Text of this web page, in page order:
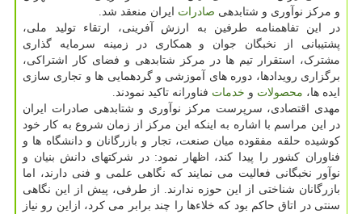
و مرکز نوآوری و شتابدهی صادرات ایران منعقد شد.
در این تفاهمنامه طرفین به ارزش آفرینی، ارتقاء تولید ملی،
پشتیبانی از نخبگان جوان و همکاری در زمینه سرمایه گذاری
مشترک، استقرار تیم ها در مرکز شتابدهی و فضای کار اشتراکی،
برگزاری رویدادها، دوره های آموزشی و گردهمایی ها و تجاری سازی
ایده ها، محصولات و خدمات فناورانه تاکید نمودند.
مهدی اقتصادی، سرپرست مرکز نوآوری و شتابدهی صادرات ایران
در این مراسم با اشاره به اینکه این مرکز از زمان شروع به کار خود
کوشیده حلقه مفقوده میان صنعت، تجار و بازرگانان و دانشگاه ها و
فناوران کشور را پیدا کند، اظهار نمود: در شرکتهای دانش بنیان و
نوآور نخبگانی فعالیت می نمایند که نگاهی علمی و فنی دارند، اما
بازرگانان شناختی از این حوزه ندارند. از طرفی، پیش از این نگاهی
سنتی در اتاق حاکم بود که خلاءها را چند برابر می کرد، ازاین رو نیاز